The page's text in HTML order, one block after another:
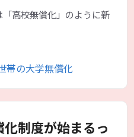
「高校無償化」のように新
帯の大学無償化
制度が始まるっ